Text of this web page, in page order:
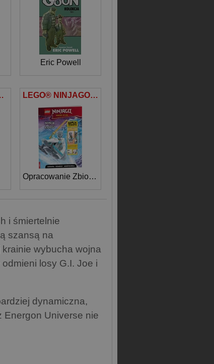
Eric Powell
i zdolności LEGO® NINJAGO®. Ninja Lodu
Opracowanie Zbiorowe
i śmiertelnie
szansą na
wybucha wojna
losy G.I. Joe i
dynamiczna,
Energon Universe nie